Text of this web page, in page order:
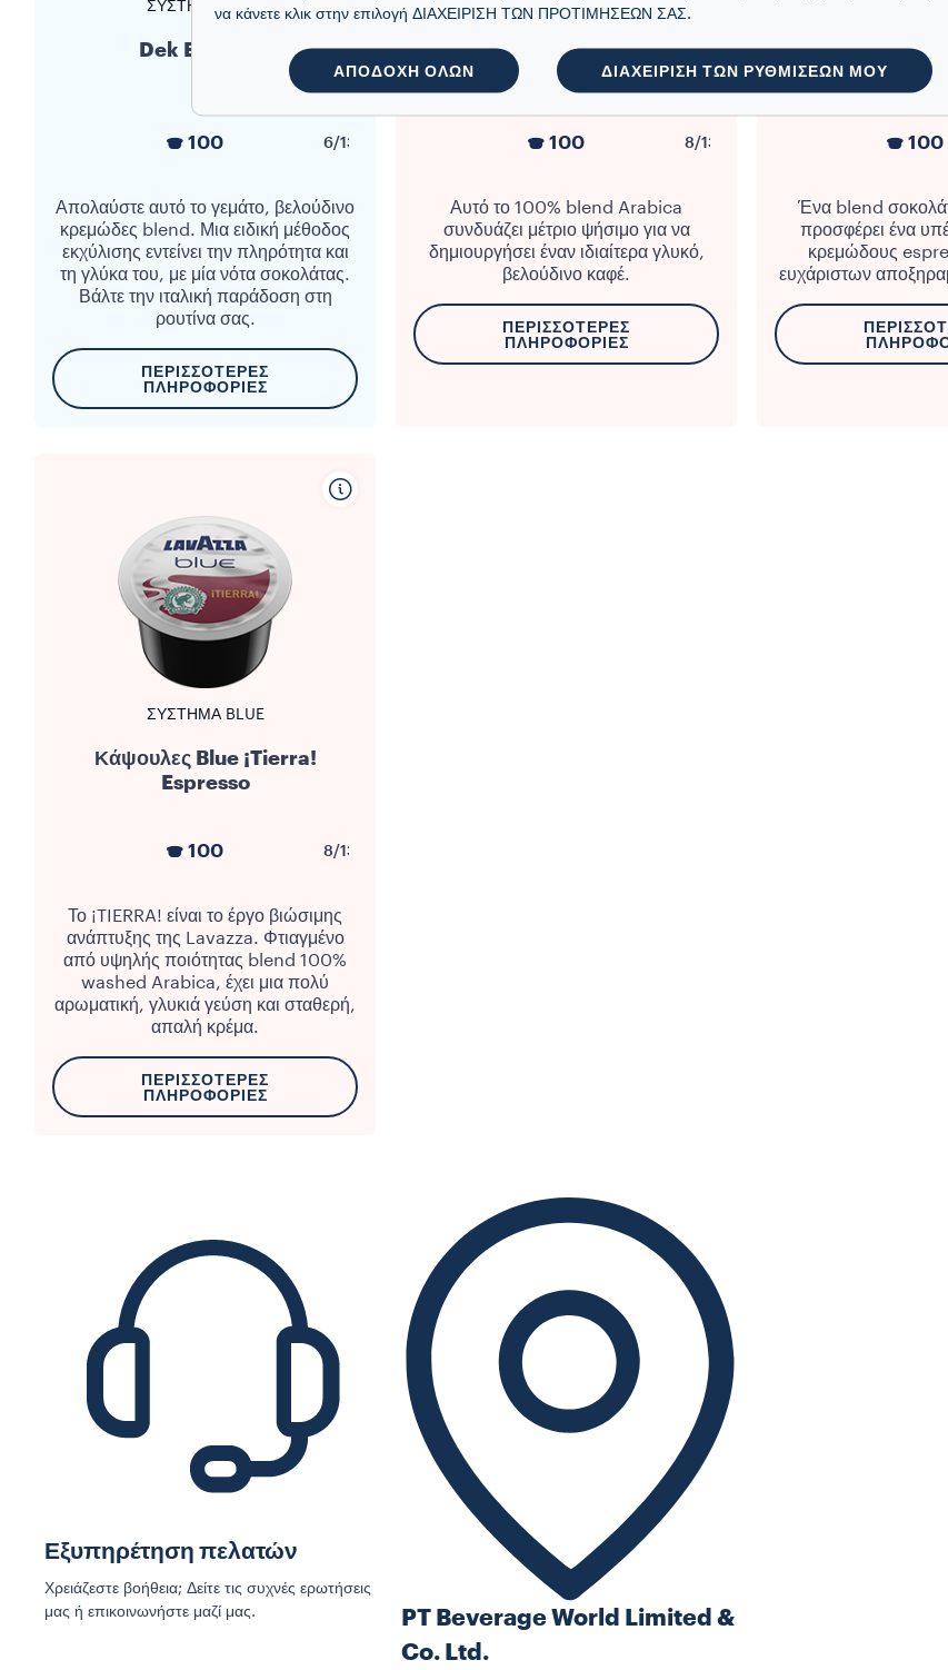
ΣΎΣΤΗΜΑ BLUE
Dek Espresso
100 6/13
Απολαύστε αυτό το γεμάτο, βελούδινο
κρεμώδες blend. Μια ειδική μέθοδος
εκχύλισης εντείνει την πληρότητα και
τη γλύκα του, με μία νότα σοκολάτας.
Βάλτε την ιταλική παράδοση στη
ρουτίνα σας.
ΠΕΡΙΣΣΌΤΕΡΕΣ
ΠΛΗΡΟΦΟΡΊΕΣ
ΣΎΣΤΗΜΑ BLUE
Κάψουλες Blue Caffè Crema
Lungo
100 8/13
Αυτό το 100% blend Arabica
συνδυάζει μέτριο ψήσιμο για να
δημιουργήσει έναν ιδιαίτερα γλυκό,
βελούδινο καφέ.
ΠΕΡΙΣΣΌΤΕΡΕΣ
ΠΛΗΡΟΦΟΡΊΕΣ
Κάψουλες Blue
100
Ένα blend
προσφέρει ένα
κρεμώδους
ευχάριστων
ΣΎΣΤΗΜΑ BLUE
Κάψουλες Blue ¡Tierra!
Espresso
100 8/13
Το ¡TIERRA! είναι το έργο βιώσιμης
ανάπτυξης της Lavazza. Φτιαγμένο
από υψηλής ποιότητας blend 100%
washed Arabica, έχει μια πολύ
αρωματική, γλυκιά γεύση και σταθερή,
απαλή κρέμα.
ΠΕΡΙΣΣΌΤΕΡΕΣ
ΠΛΗΡΟΦΟΡΊΕΣ
Εξυπηρέτηση πελατών
Χρειάζεστε βοήθεια; Δείτε τις συχνές ερωτήσεις
μας ή επικοινωνήστε μαζί μας.
PT Beverage World Limited &
Co. Ltd.
να κάνετε κλικ στην επιλογή ΔΙΑΧΕΙΡΙΣΗ ΤΩΝ ΠΡΟΤΙΜΗΣΕΩΝ ΣΑΣ.
ΑΠΟΔΟΧΗ ΟΛΩΝ ΔΙΑΧΕΙΡΙΣΗ ΤΩΝ ΡΥΘΜΙΣΕΩΝ ΜΟΥ